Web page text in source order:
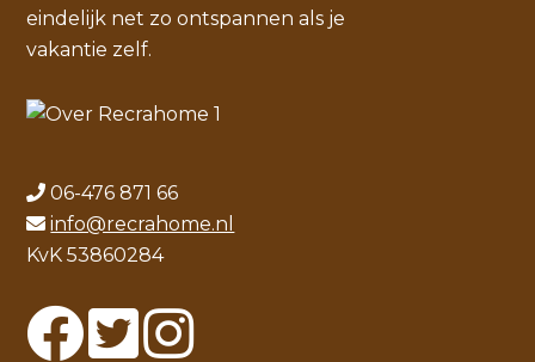
eindelijk net zo ontspannen als je
vakantie zelf.
06-476 871 66
info@recrahome.nl
KvK 53860284